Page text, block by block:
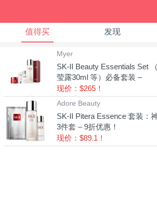
值得买 发现
Myer
SK-II Beauty Essentials Set
莹露30ml 等）必备套装 –
现价：$265！
Adore Beauty
SK-II Pitera Essence 套装：
3件套 – 9折优惠！
现价：$89.1！